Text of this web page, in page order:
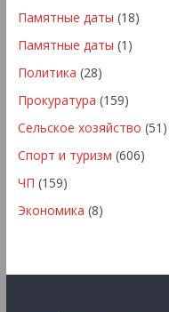
Памятные даты (18)
Памятные даты (1)
Политика (28)
Прокуратура (159)
Сельское хозяйство (51)
Спорт и туризм (606)
ЧП (159)
Экономика (8)